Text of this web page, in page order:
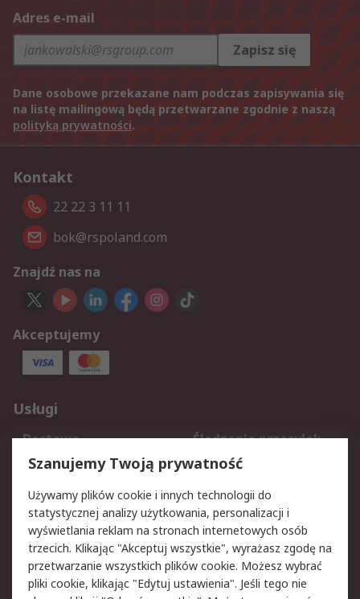
Adres e-mail
Zapisz się
Dane osobowe przekazane nam podczas zapisywania się
na listę mailingową będą przetwarzane zgodnie z naszą
polityką prywatności.
Kontakt
22 22 3 11 11
bok@rspoland.com
Znajdź nas na
Akceptujemy
Usługi
Dostawa
Śledzenie przesyłek
Reklamacje i zwroty
Rejestracja
Aspekty prawne
Bezpieczeństwo e-
maila
Polityka dotycząca
plików cookie
Szanujemy Twoją prywatność
Używamy plików cookie i innych technologii do
statystycznej analizy użytkowania, personalizacji i
wyświetlania reklam na stronach internetowych osób
trzecich. Klikając "Akceptuj wszystkie", wyrażasz zgodę na
przetwarzanie wszystkich plików cookie. Możesz wybrać
pliki cookie, klikając "Edytuj ustawienia". Jeśli tego nie